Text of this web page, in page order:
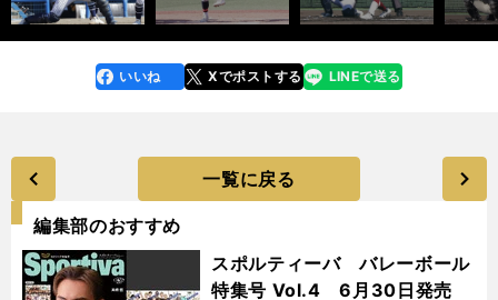
faceboo
k
いいね Xでポストする
line LINEで送る
一覧に戻る
編集部のおすすめ
スポルティーバ バレーボール
特集号 Vol.4 6月30日発売